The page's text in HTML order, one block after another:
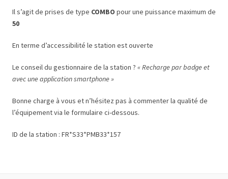
Il s’agit de prises de type COMBO pour une puissance maximum de
50
En terme d’accessibilité le station est ouverte
Le conseil du gestionnaire de la station ? « Recharge par badge et
avec une application smartphone »
Bonne charge à vous et n’hésitez pas à commenter la qualité de
l’équipement via le formulaire ci-dessous.
ID de la station : FR*S33*PMB33*157